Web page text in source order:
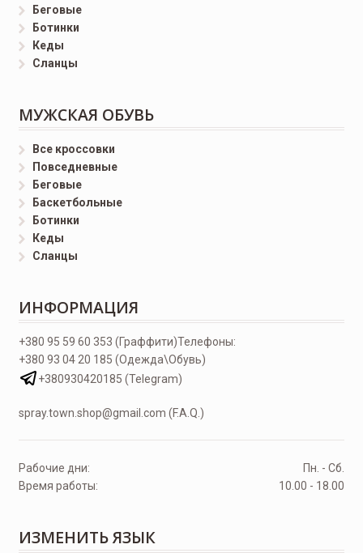
Беговые
Ботинки
Кеды
Сланцы
МУЖСКАЯ ОБУВЬ
Все кроссовки
Повседневные
Беговые
Баскетбольные
Ботинки
Кеды
Сланцы
ИНФОРМАЦИЯ
Телефоны:
+380 95 59 60 353 (Граффити)
+380 93 04 20 185 (Одежда\Обувь)
+380930420185 (Telegram)
spray.town.shop@gmail.com (F.A.Q.)
Рабочие дни:
Пн. - Сб.
Время работы:
10.00 - 18.00
ИЗМЕНИТЬ ЯЗЫК